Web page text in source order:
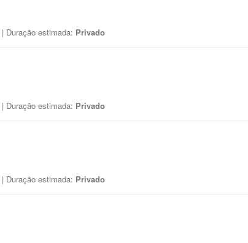
| Duração estimada: Privado
| Duração estimada: Privado
| Duração estimada: Privado